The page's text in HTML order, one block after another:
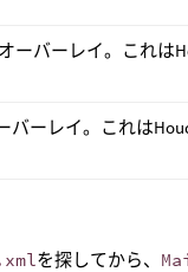
ーバーレイ。これは
バーレイ。これは
を探してから、